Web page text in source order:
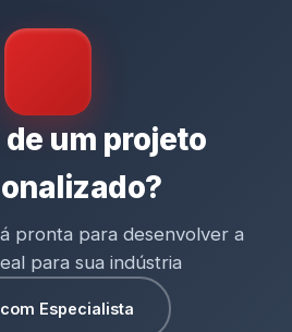
um projeto
pronta para desenvolver a
para sua indústria
Especialista